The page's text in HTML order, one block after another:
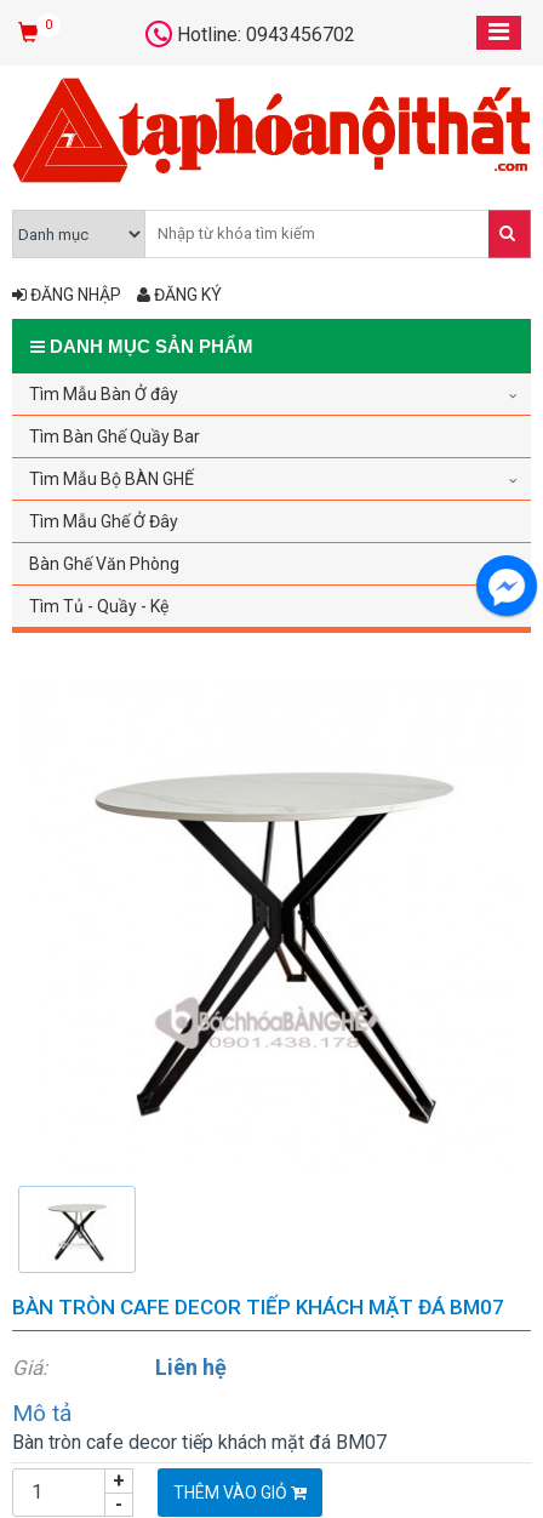
0 Hotline: 0943456702
ĐĂNG NHẬP ĐĂNG KÝ
DANH MỤC SẢN PHẨM
Tìm Mẫu Bàn Ở đây
Tìm Bàn Ghế Quầy Bar
Tìm Mẫu Bộ BÀN GHẾ
Tìm Mẫu Ghế Ở Đây
Bàn Ghế Văn Phòng
Tìm Tủ - Quầy - Kệ
BÀN TRÒN CAFE DECOR TIẾP KHÁCH MẶT ĐÁ BM07
Giá: Liên hệ
Mô tả
Bàn tròn cafe decor tiếp khách mặt đá BM07
-
+ THÊM VÀO GIỎ